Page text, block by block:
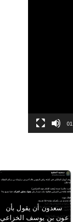
سعدون أن يقول بأن
عون بن يوسف الخزاعي